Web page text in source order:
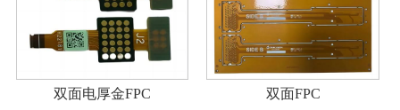
双面电厚金FPC 双面FPC